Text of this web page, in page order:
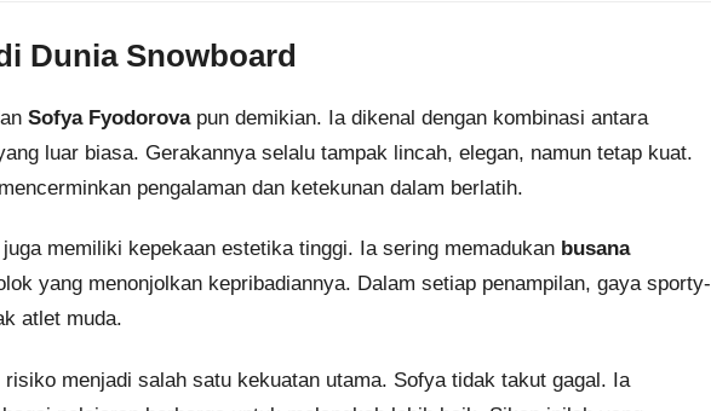
Dunia Snowboard
Sofya Fyodorovapun demikian. Ia dikenal dengan kombinasi antara
luar biasa. Gerakannya selalu tampak lincah, elegan, namun tetap kuat.
pengalaman dan ketekunan dalam berlatih.
memiliki kepekaan estetika tinggi. Ia sering memadukan busana
yang menonjolkan kepribadiannya. Dalam setiap penampilan, gaya sporty-
atlet muda.
menjadi salah satu kekuatan utama. Sofya tidak takut gagal. Ia